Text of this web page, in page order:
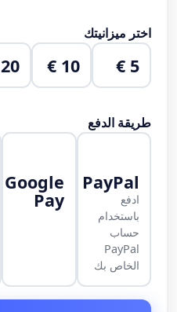
اختر ميزانيتك
5 €
10 €
20 €
طريقة الدفع
PayPal
ادفع
باستخدام
حساب
PayPal
الخاص بك
Google
Pay